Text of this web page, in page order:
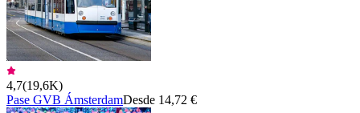
4,7(19,6K)
Pase GVB ÁmsterdamDesde 14,72 €